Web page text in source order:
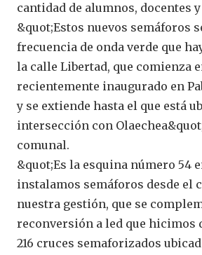
cantidad de alumnos, docentes
&quot;Estos nuevos semáforos
frecuencia de onda verde que
la calle Libertad, que comienza
recientemente inaugurado en
y se extiende hasta el que está
intersección con
comunal.
&quot;Es la esquina número 54
instalamos semáforos desde el
nuestra gestión, que se
reconversión a led que hicimos
216 cruces semaforizados